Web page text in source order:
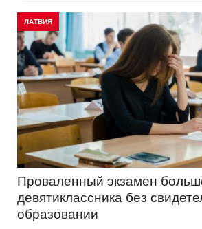
ЛАТВИЯ
Проваленный экзамен
девятиклассника без
образовании